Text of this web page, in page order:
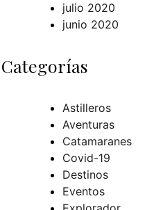
julio 2020
junio 2020
Categorías
Astilleros
Aventuras
Catamaranes
Covid-19
Destinos
Eventos